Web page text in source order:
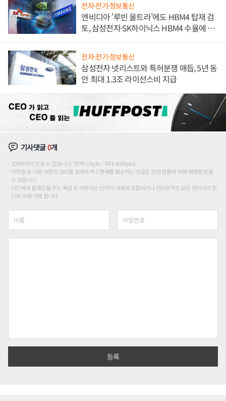
전자·전기·정보통신
엔비디아 '루빈 울트라'에도 HBM4 탑재 검
토, 삼성전자·SK하이닉스 HBM4 수율에 주
전자·전기·정보통신
삼성전자 넷리스트와 특허분쟁 매듭, 5년 동
안 최대 1.3조 라이선스비 지급
기사댓글0개
200자까지 쓰실 수 있습니다. (현재 0 byte / 최대 400byte)
저작권 등 다른 사람의 권리를 침해하거나 명예를 훼손하는 댓글은 관련 법률에 의해 제재를 받을
수 있습니다.
타인에게 불쾌감을 주는 욕설 등 비하하는 단어가 내용에 포함되거나 인신공격성 글은 관리자의 판
단에 의해 삭제 합니다.